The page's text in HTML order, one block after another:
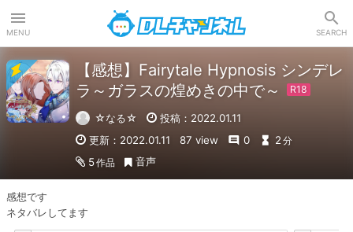
MENU SEARCH
【感想】Fairytale Hypnosis シンデレ
ラ～ガラスの煌めきの中で～
☆なる☆
投稿：2022.01.11
更新：2022.01.11
87 view 0 2 分
5作品 音声
感想です
ネタバレしてます